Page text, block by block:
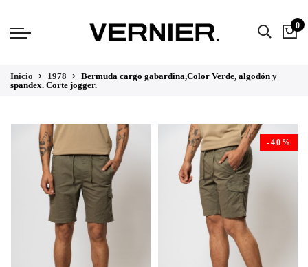
0
Inicio 1978
Bermuda cargo gabardina,Color Verde, algodón y
spandex. Corte jogger.
-40%